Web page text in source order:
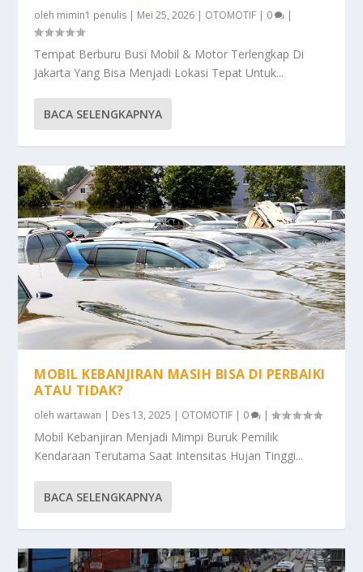
oleh mimin1 penulis | Mei 25, 2026 | OTOMOTIF | 0 |
Tempat Berburu Busi Mobil & Motor Terlengkap Di
Jakarta Yang Bisa Menjadi Lokasi Tepat Untuk...
BACA SELENGKAPNYA
MOBIL KEBANJIRAN MASIH BISA DI PERBAIKI
ATAU TIDAK?
olehwartawan | Des 13, 2025 | OTOMOTIF | 0 |
Mobil Kebanjiran Menjadi Mimpi Buruk Pemilik
Kendaraan Terutama Saat Intensitas Hujan Tinggi...
BACA SELENGKAPNYA